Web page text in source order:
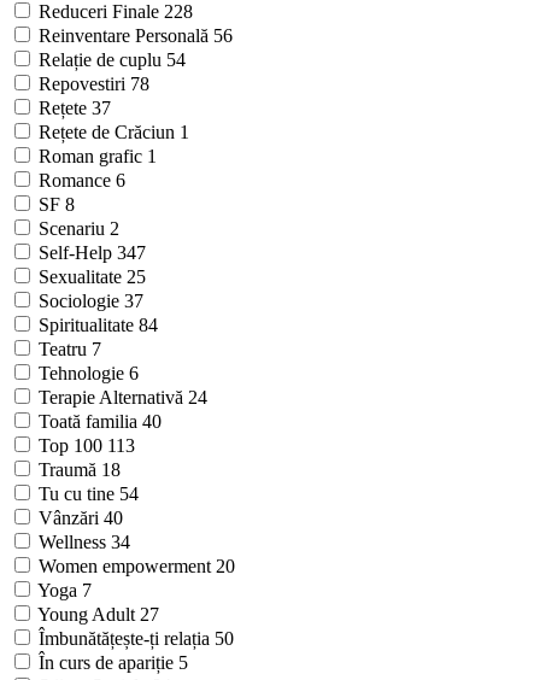
Reduceri Finale 228
Reinventare Personală 56
Relație de cuplu 54
Repovestiri 78
Rețete 37
Rețete de Crăciun 1
Roman grafic 1
Romance 6
SF 8
Scenariu 2
Self-Help 347
Sexualitate 25
Sociologie 37
Spiritualitate 84
Teatru 7
Tehnologie 6
Terapie Alternativă 24
Toată familia 40
Top 100 113
Traumă 18
Tu cu tine 54
Vânzări 40
Wellness 34
Women empowerment 20
Yoga 7
Young Adult 27
Îmbunătățește-ți relația 50
În curs de apariție 5